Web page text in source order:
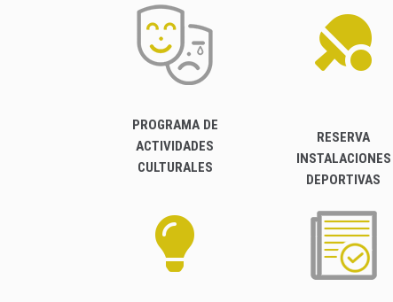
PROGRAMA DE
ACTIVIDADES
CULTURALES
RESERVA
INSTALACIONES
DEPORTIVAS